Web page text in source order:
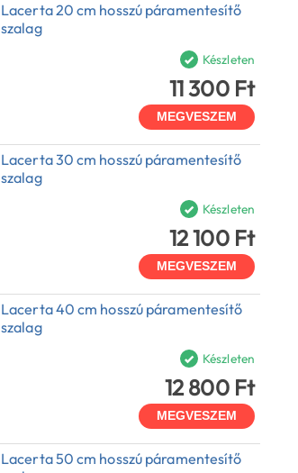
Lacerta 20 cm hosszú páramentesítő
szalag
Készleten
11 300 Ft
MEGVESZEM
Lacerta 30 cm hosszú páramentesítő
szalag
Készleten
12 100 Ft
MEGVESZEM
Lacerta 40 cm hosszú páramentesítő
szalag
Készleten
12 800 Ft
MEGVESZEM
Lacerta 50 cm hosszú páramentesítő